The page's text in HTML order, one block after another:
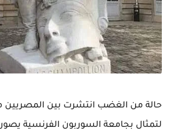
حالة من الغضب انتشرت بين المصريين
لتمثال بجامعة السوربون الفرنسية